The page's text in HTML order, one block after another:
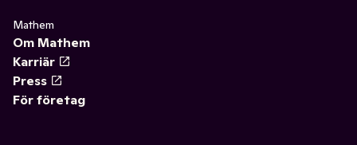
Mathem
Om Mathem
Karriär
Press
För företag